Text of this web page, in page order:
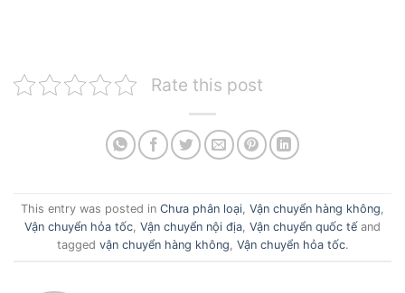
Rate this post
This entry was posted in Chưa phân loại Vận chuyển hàng không
Vận chuyển hỏa tốc Vận chuyển nội địa Vận chuyển quốc tếand
tagged vận chuyển hàng không Vận chuyển hỏa tốc.